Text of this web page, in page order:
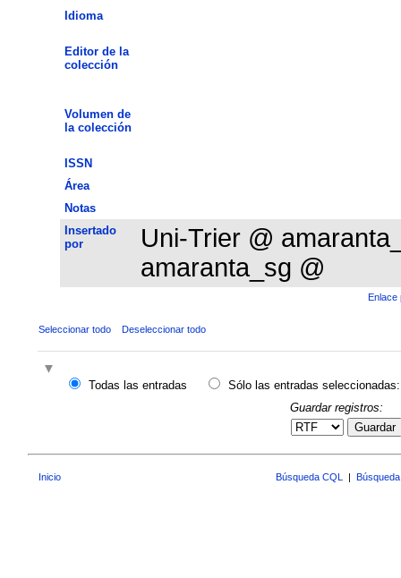
Idioma
Editor de la
colección
Volumen de
la colección
ISSN
Área
Notas
Insertado
por
Uni-Trier @
amaranta_sg @
Enlace
Seleccionar todo Deseleccionar todo
Todas las entradas
Sólo las entradas seleccionadas:
Guardar registros:
Guardar
Inicio Búsqueda CQL